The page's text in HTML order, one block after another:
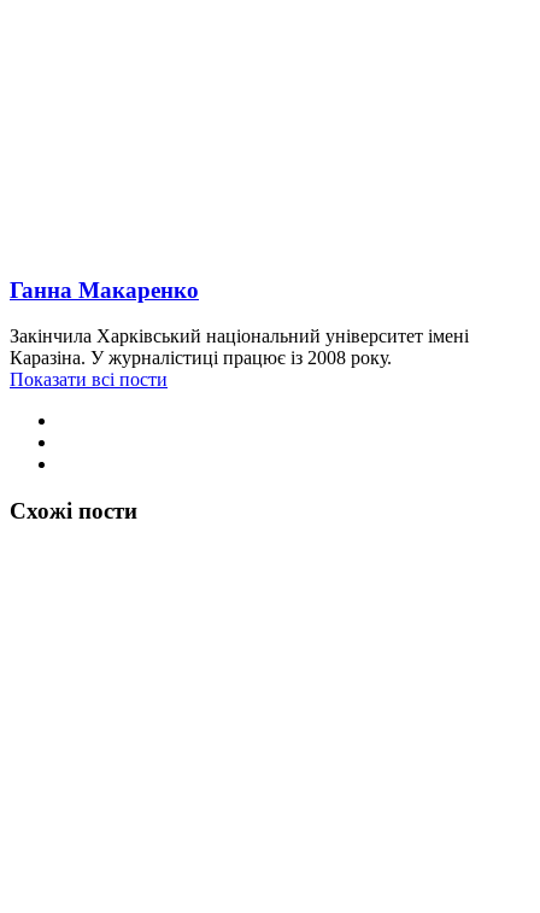
Ганна Макаренко
Закінчила Харківський національний університет імені
Каразіна. У журналістиці працює із 2008 року.
Показати всі пости
Схожі пости